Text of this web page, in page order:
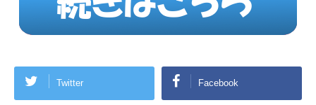
Twitter Facebook